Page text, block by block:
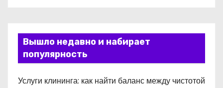
Вышло недавно и набирает
популярность
Услуги клининга: как найти баланс между чистотой